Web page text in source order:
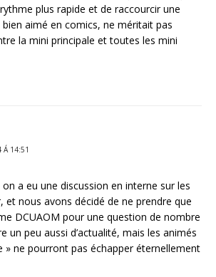
plus rapide et de raccourcir une
bien aimé en comics, ne méritait pas
la mini principale et toutes les mini
14:51
a eu une discussion en interne sur les
et nous avons décidé de ne prendre que
DCUAOM pour une question de nombre
un peu aussi d’actualité, mais les animés
» ne pourront pas échapper éternellement